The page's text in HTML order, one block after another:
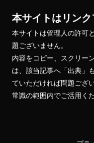
本サイトはリン
本サイトは管理人の許可
題ございません。
内容をコピー、スクリー
は、該当記事へ「出典」
ていただければ問題ござ
常識の範囲内でご活用くだ